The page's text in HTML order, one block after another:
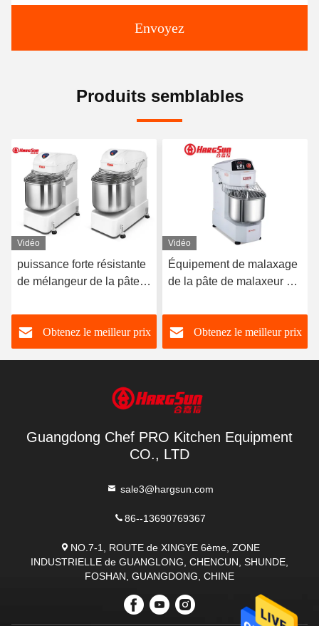
Envoyez
Produits semblables
résistante
la pâte
spirale
meilleur prix
Équipement de malaxage
de la pâte de malaxeur de
commutateur de
fréquence 20L pour la
boulangerie
Obtenez le meilleur prix
Vidéo
Machine en
résistante de
16kg de la pâte
de VFD pour la
Obtenez le
Guangdong Chef PRO Kitchen Equipment
CO., LTD
sale3@hargsun.com
86--13690769367
NO.7-1, ROUTE de XINGYE 6ème, ZONE
INDUSTRIELLE de GUANGLONG, CHENCUN, SHUNDE,
FOSHAN, GUANGDONG, CHINE